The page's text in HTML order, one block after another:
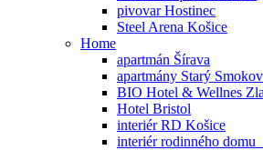
pivovar Hostinec
Steel Arena Košice
Home
apartmán Šírava
apartmány Starý
BIO Hotel & Wellnes
Hotel Bristol
interiér RD Košice
interiér rodinného